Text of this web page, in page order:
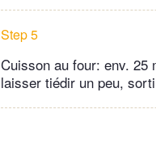
Step 5
Cuisson au four: env. 25
laisser tiédir un peu,